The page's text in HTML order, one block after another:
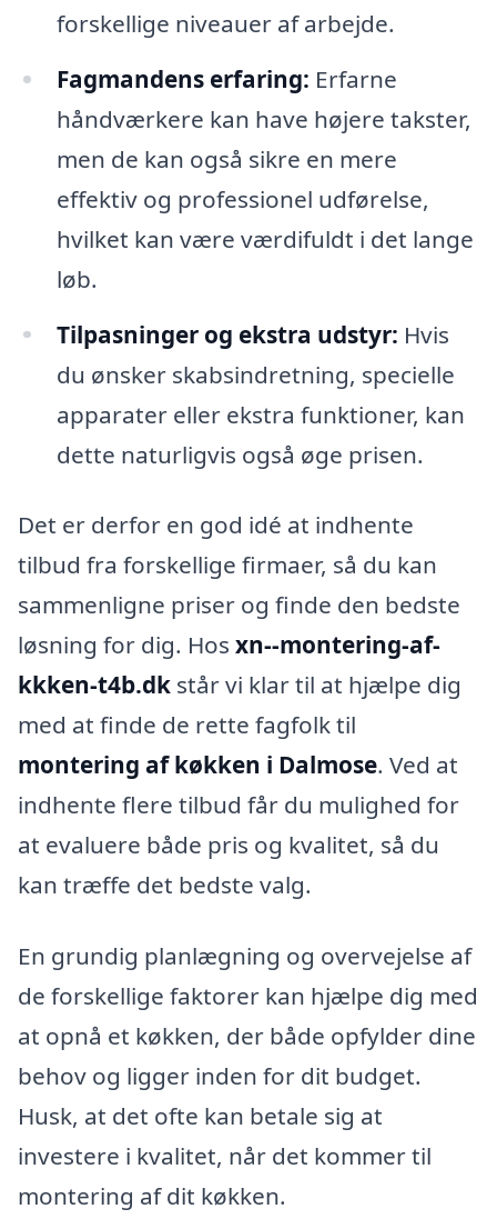
forskellige niveauer af arbejde.
Fagmandens erfaring: Erfarne
håndværkere kan have højere takster,
men de kan også sikre en mere
effektiv og professionel udførelse,
hvilket kan være værdifuldt i det lange
løb.
Tilpasninger og ekstra udstyr: Hvis
du ønsker skabsindretning, specielle
apparater eller ekstra funktioner, kan
dette naturligvis også øge prisen.
Det er derfor en god idé at indhente
tilbud fra forskellige firmaer, så du kan
sammenligne priser og finde den bedste
løsning for dig. Hos xn--montering-af-
kkken-t4b.dk står vi klar til at hjælpe dig
med at finde de rette fagfolk til
montering af køkken i Dalmose. Ved at
indhente flere tilbud får du mulighed for
at evaluere både pris og kvalitet, så du
kan træffe det bedste valg.
En grundig planlægning og overvejelse af
de forskellige faktorer kan hjælpe dig med
at opnå et køkken, der både opfylder dine
behov og ligger inden for dit budget.
Husk, at det ofte kan betale sig at
investere i kvalitet, når det kommer til
montering af dit køkken.